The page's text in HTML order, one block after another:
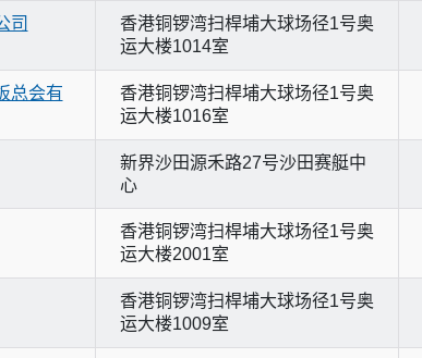
司
香港铜锣湾扫桿埔大球场径1号奥
运大楼1014室
总会有
香港铜锣湾扫桿埔大球场径1号奥
运大楼1016室
新界沙田源禾路27号沙田赛艇中
心
香港铜锣湾扫桿埔大球场径1号奥
运大楼2001室
香港铜锣湾扫桿埔大球场径1号奥
运大楼1009室